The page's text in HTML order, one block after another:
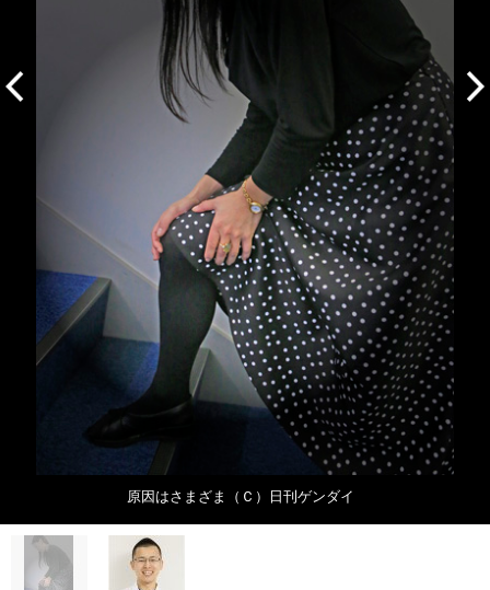
原因はさまざま（Ｃ）日刊ゲンダイ